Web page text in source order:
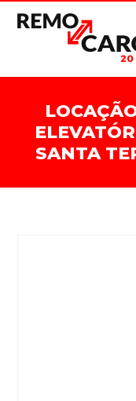
SANTA